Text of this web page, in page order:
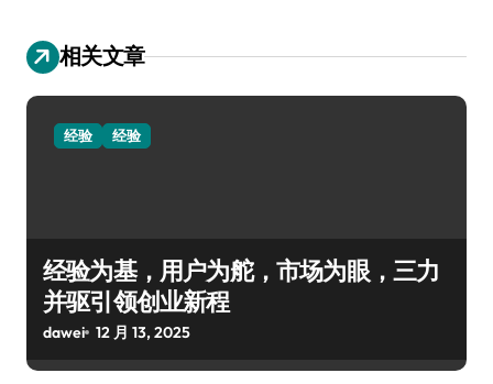
相关文章
经验 经验
经验为基，用户为舵，市场为眼，三力
并驱引领创业新程
dawei 12 月 13, 2025